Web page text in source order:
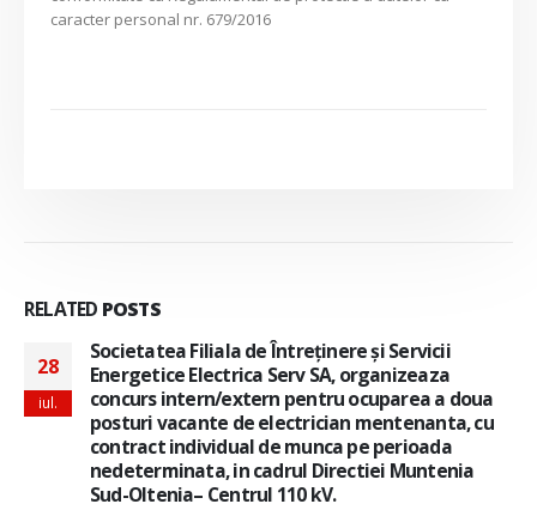
caracter personal nr. 679/2016
RELATED POSTS
28
iul.
Societatea Filiala de Întreţinere şi Servicii
Energetice Electrica Serv SA, organizeaza
concurs intern/extern pentru ocuparea a doua
posturi vacante de electrician mentenanta, cu
contract individual de munca pe perioada
nedeterminata, in cadrul Directiei Muntenia
Sud-Oltenia– Centrul 110 kV.